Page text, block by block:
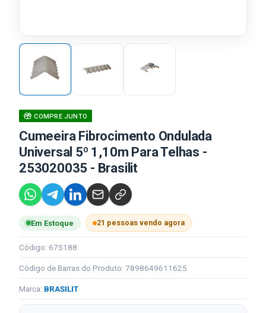
COMPRE JUNTO
Cumeeira Fibrocimento Ondulada
Universal 5º 1,10m Para Telhas -
253020035 - Brasilit
Em Estoque 21 pessoas vendo agora
Código: 675188
Código de Barras do Produto: 7898649611625
Marca: BRASILIT